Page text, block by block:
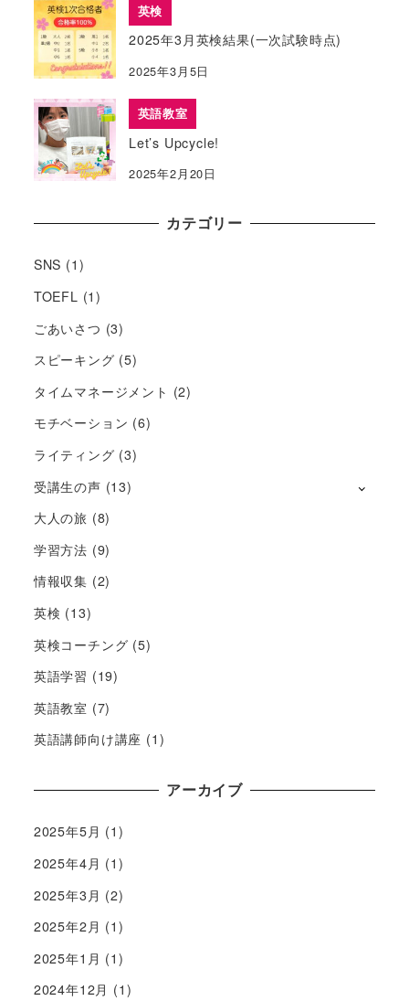
英検
2025年3月英検結果(一次試験時点)
2025年3月5日
英語教室
Let’s Upcycle!
2025年2月20日
カテゴリー
SNS (1)
TOEFL (1)
ごあいさつ (3)
スピーキング (5)
タイムマネージメント (2)
モチベーション (6)
ライティング (3)
受講生の声 (13)
大人の旅 (8)
学習方法 (9)
情報収集 (2)
英検 (13)
英検コーチング (5)
英語学習 (19)
英語教室 (7)
英語講師向け講座 (1)
アーカイブ
2025年5月 (1)
2025年4月 (1)
2025年3月 (2)
2025年2月 (1)
2025年1月 (1)
2024年12月 (1)